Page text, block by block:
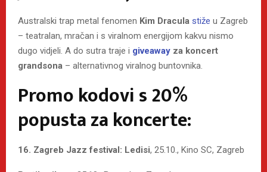
Australski trap metal fenomen Kim Dracula stiže u Zagreb
– teatralan, mračan i s viralnom energijom kakvu nismo
dugo vidjeli. A do sutra traje i giveaway za koncert
grandsona – alternativnog viralnog buntovnika.
Promo kodovi s 20%
popusta za koncerte:
16. Zagreb Jazz festival: Ledisi, 25.10., Kino SC, Zagreb